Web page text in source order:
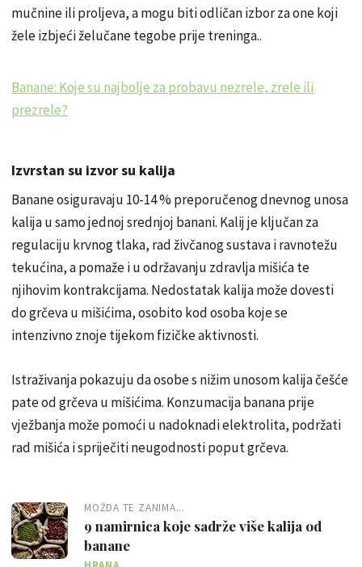
mučnine ili proljeva, a mogu biti odličan izbor za one koji
žele izbjeći želučane tegobe prije treninga..
Banane: Koje su najbolje za probavu nezrele, zrele ili
prezrele?
Izvrstan su izvor su kalija
Banane osiguravaju 10-14 % preporučenog dnevnog unosa
kalija u samo jednoj srednjoj banani. Kalij je ključan za
regulaciju krvnog tlaka, rad živčanog sustava i ravnotežu
tekućina, a pomaže i u održavanju zdravlja mišića te
njihovim kontrakcijama. Nedostatak kalija može dovesti
do grčeva u mišićima, osobito kod osoba koje se
intenzivno znoje tijekom fizičke aktivnosti.
Istraživanja pokazuju da osobe s nižim unosom kalija češće
pate od grčeva u mišićima. Konzumacija banana prije
vježbanja može pomoći u nadoknadi elektrolita, podržati
rad mišića i spriječiti neugodnosti poput grčeva.
MOŽDA TE ZANIMA...
9 namirnica koje sadrže više kalija od
banane